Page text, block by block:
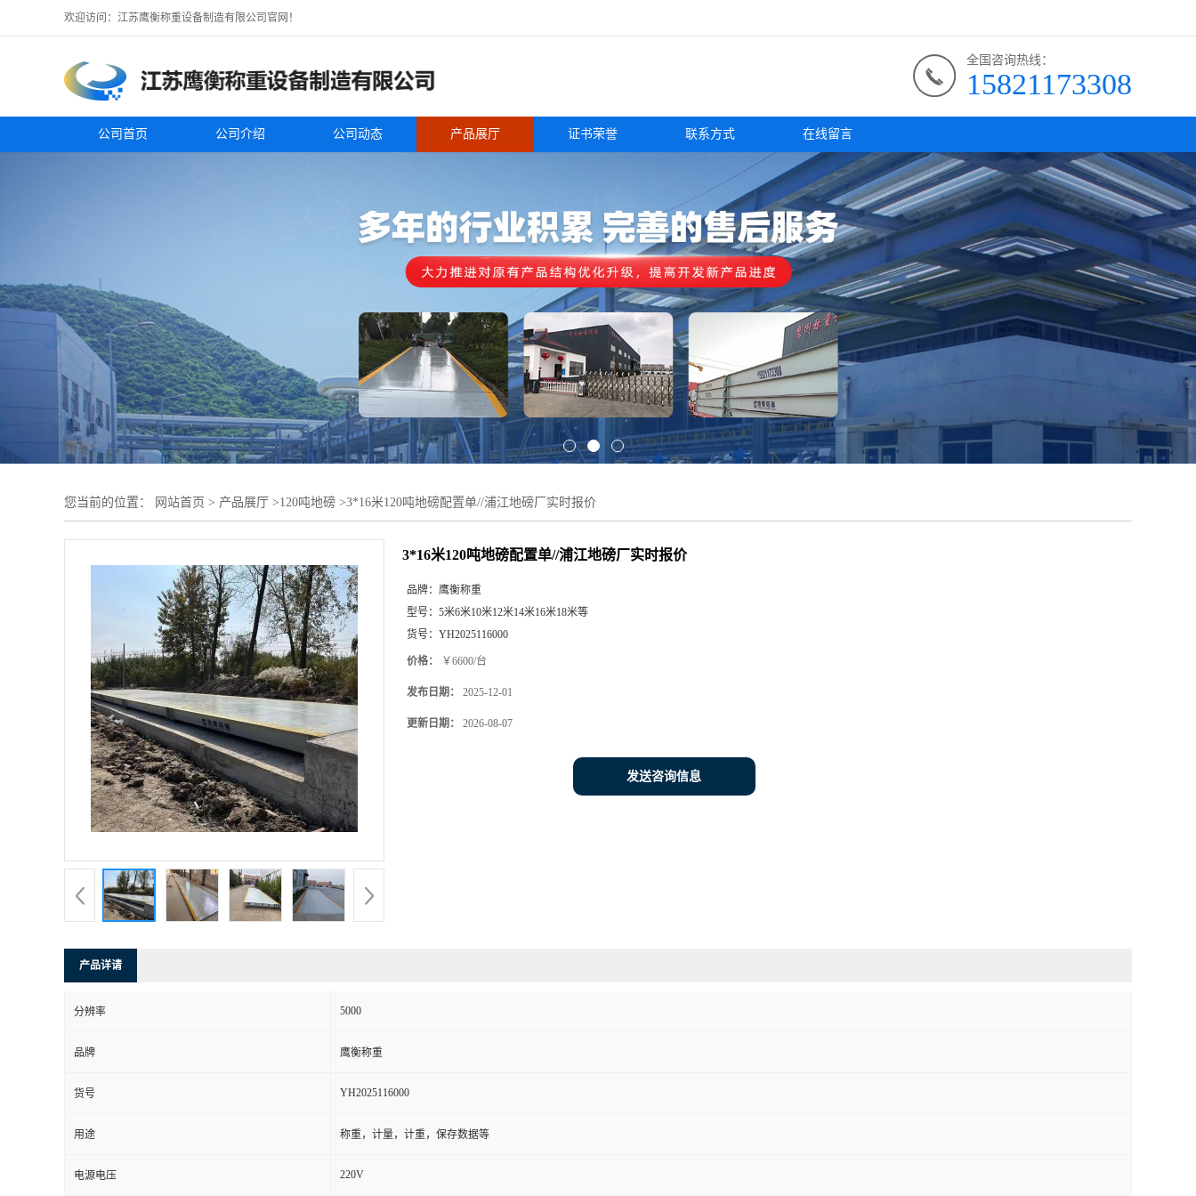
欢迎访问：江苏鹰衡称重设备制造有限公司官网！
全国咨询热线：
15821173308
公司首页 公司介绍 公司动态 产品展厅 证书荣誉 联系方式 在线留言
您当前的位置： 网站首页 > 产品展厅 >120吨地磅 >3*16米120吨地磅配置单//浦江地磅厂实时报价
3*16米120吨地磅配置单//浦江地磅厂实时报价
品牌： 鹰衡称重
型号： 5米6米10米12米14米16米18米等
货号： YH2025116000
价格： ￥6600/台
发布日期： 2025-12-01
更新日期： 2026-08-07
发送咨询信息
产品详请
分辨率 5000
品牌 鹰衡称重
货号 YH2025116000
用途 称重，计量，计重，保存数据等
电源电压 220V